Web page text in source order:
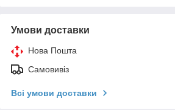
Умови доставки
Нова Пошта
Самовивіз
Всі умови доставки